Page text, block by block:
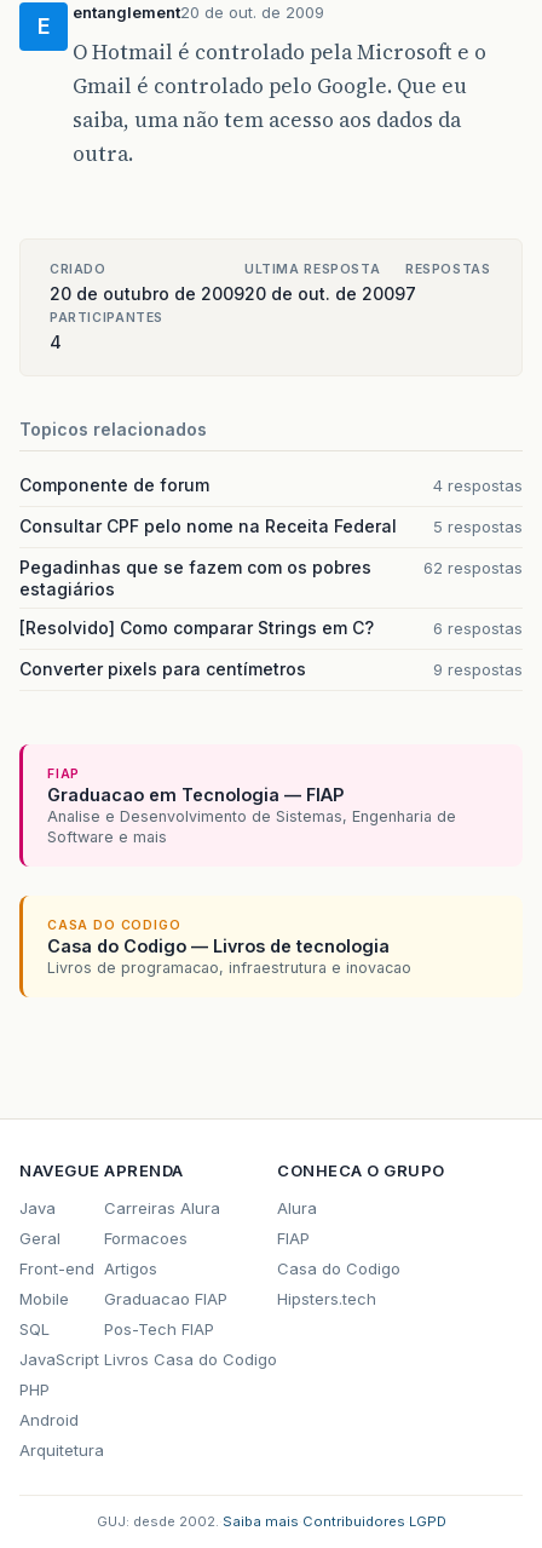
E
entanglement20 de out. de 2009
O Hotmail é controlado pela Microsoft e o
Gmail é controlado pelo Google. Que eu
saiba, uma não tem acesso aos dados da
outra.
CRIADO
20 de outubro de 2009
ULTIMA RESPOSTA
20 de out. de 2009
RESPOSTAS
7
PARTICIPANTES
4
Topicos relacionados
Componente de forum 4 respostas
Consultar CPF pelo nome na Receita Federal 5 respostas
Pegadinhas que se fazem com os pobres
estagiários
62 respostas
[Resolvido] Como comparar Strings em C? 6 respostas
Converter pixels para centímetros 9 respostas
FIAP
Graduacao em Tecnologia — FIAP
Analise e Desenvolvimento de Sistemas, Engenharia de
Software e mais
CASA DO CODIGO
Casa do Codigo — Livros de tecnologia
Livros de programacao, infraestrutura e inovacao
NAVEGUE
Java
Geral
Front-end
Mobile
SQL
JavaScript
PHP
Android
Arquitetura
APRENDA
Carreiras Alura
Formacoes
Artigos
Graduacao FIAP
Pos-Tech FIAP
Livros Casa do Codigo
CONHECA O GRUPO
Alura
FIAP
Casa do Codigo
Hipsters.tech
GUJ: desde 2002. Saiba mais Contribuidores LGPD